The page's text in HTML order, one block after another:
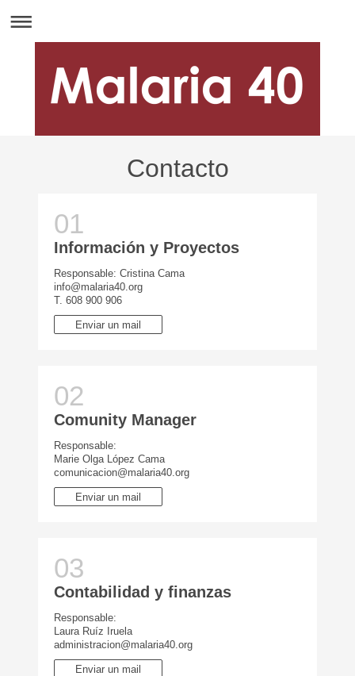
Contacto
Información y Proyectos
Responsable: Cristina Cama
info@malaria40.org
T. 608 900 906
Enviar un mail
Comunity Manager
Responsable:
Marie Olga López Cama
comunicacion@malaria40.org
Enviar un mail
Contabilidad y finanzas
Responsable:
Laura Ruíz Iruela
administracion@malaria40.org
Enviar un mail